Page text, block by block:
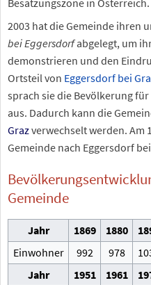
2003 hat die Gemeinde ihren
bei Eggersdorfabgelegt, um
demonstrieren und den
Ortsteil von Eggersdorf bei
sprach sie die Bevölkerung
aus. Dadurch kann die
Grazverwechselt werden. Am
Gemeinde nach Eggersdorf
Gemeinde
Jahr 1869 1880
Einwohner
992 978
Jahr
1951 1961